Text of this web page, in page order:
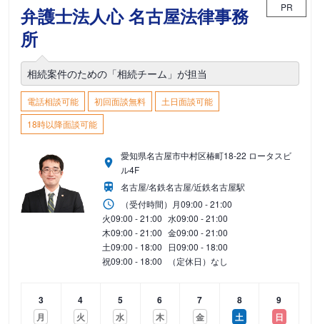
弁護士法人心 名古屋法律事務
所
PR
相続案件のための「相続チーム」が担当
電話相談可能 初回面談無料
土日面談可能
18時以降面談可能
愛知県名古屋市中村区椿町18-22 ロータスビ
ル4F
名古屋/名鉄名古屋/近鉄名古屋駅
（受付時間） 月09:00 - 21:00
火09:00 - 21:00 水09:00 - 21:00
木09:00 - 21:00 金09:00 - 21:00
土09:00 - 18:00 日09:00 - 18:00
祝09:00 - 18:00 （定休日）なし
3
月
4
火
5
水
6
木
7
金
8
土
9
日